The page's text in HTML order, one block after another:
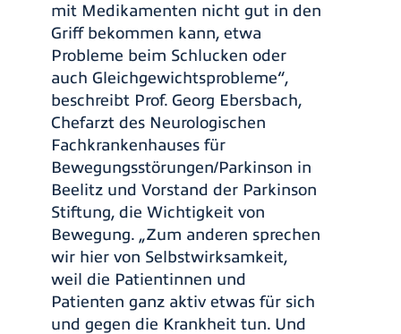
mit Medikamenten nicht gut in den
Griff bekommen kann, etwa
Probleme beim Schlucken oder
auch Gleichgewichtsprobleme“,
beschreibt Prof. Georg Ebersbach,
Chefarzt des Neurologischen
Fachkrankenhauses für
Bewegungsstörungen/Parkinson in
Beelitz und Vorstand der Parkinson
Stiftung, die Wichtigkeit von
Bewegung. „Zum anderen sprechen
wir hier von Selbstwirksamkeit,
weil die Patientinnen und
Patienten ganz aktiv etwas für sich
und gegen die Krankheit tun. Und